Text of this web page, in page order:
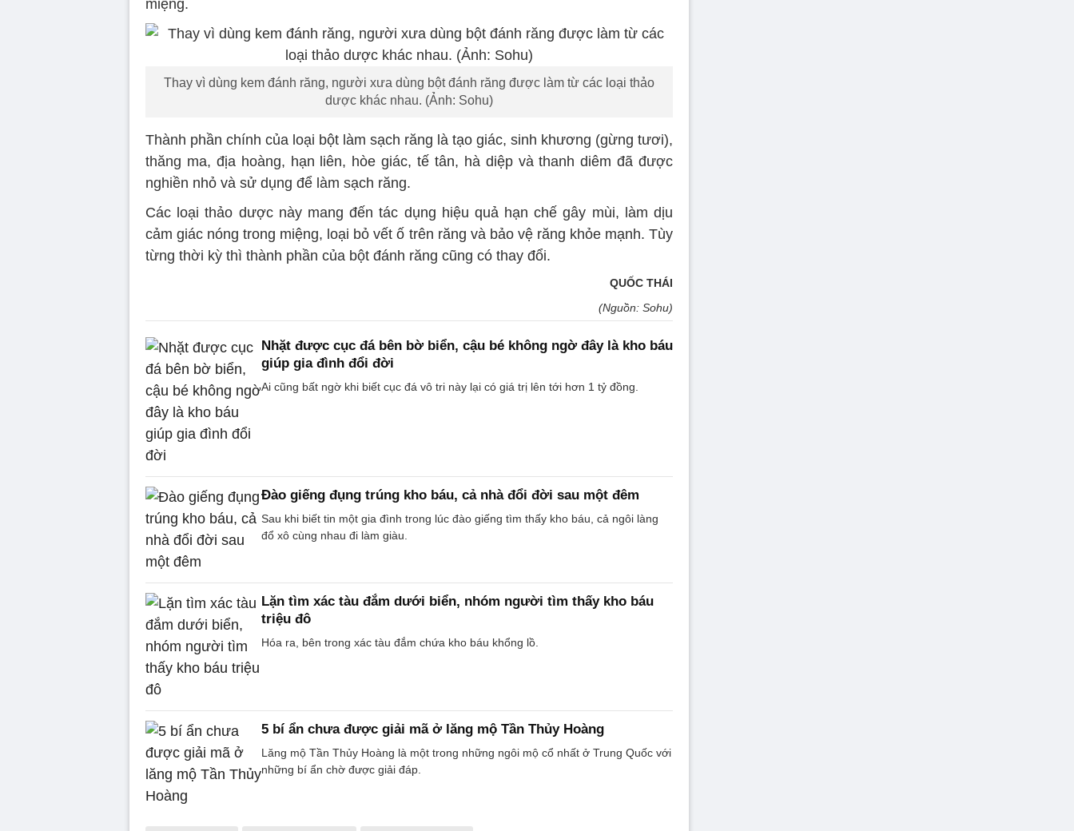
miệng.
Thay vì dùng kem đánh răng, người xưa dùng bột đánh răng được làm từ các loại thảo
dược khác nhau. (Ảnh: Sohu)
Thành phần chính của loại bột làm sạch răng là tạo giác, sinh khương (gừng tươi),
thăng ma, địa hoàng, hạn liên, hòe giác, tế tân, hà diệp và thanh diêm đã được
nghiền nhỏ và sử dụng để làm sạch răng.
Các loại thảo dược này mang đến tác dụng hiệu quả hạn chế gây mùi, làm dịu
cảm giác nóng trong miệng, loại bỏ vết ố trên răng và bảo vệ răng khỏe mạnh. Tùy
từng thời kỳ thì thành phần của bột đánh răng cũng có thay đổi.
QUỐC THÁI
(Nguồn: Sohu)
Nhặt được cục đá bên bờ biển, cậu bé không ngờ đây là kho báu
giúp gia đình đổi đời
Ai cũng bất ngờ khi biết cục đá vô tri này lại có giá trị lên tới hơn 1 tỷ đồng.
Đào giếng đụng trúng kho báu, cả nhà đổi đời sau một đêm
Sau khi biết tin một gia đình trong lúc đào giếng tìm thấy kho báu, cả ngôi làng
đổ xô cùng nhau đi làm giàu.
Lặn tìm xác tàu đắm dưới biển, nhóm người tìm thấy kho báu
triệu đô
Hóa ra, bên trong xác tàu đắm chứa kho báu khổng lồ.
5 bí ẩn chưa được giải mã ở lăng mộ Tần Thủy Hoàng
Lăng mộ Tần Thủy Hoàng là một trong những ngôi mộ cổ nhất ở Trung Quốc với
những bí ẩn chờ được giải đáp.